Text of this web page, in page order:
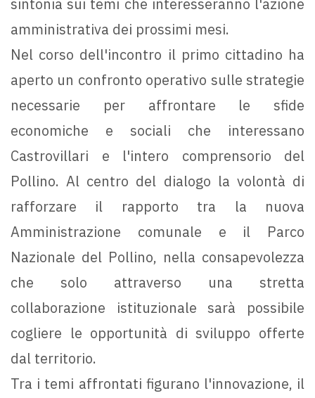
sintonia sui temi che interesseranno l'azione
amministrativa dei prossimi mesi.
Nel corso dell'incontro il primo cittadino ha
aperto un confronto operativo sulle strategie
necessarie per affrontare le sfide
economiche e sociali che interessano
Castrovillari e l'intero comprensorio del
Pollino. Al centro del dialogo la volontà di
rafforzare il rapporto tra la nuova
Amministrazione comunale e il Parco
Nazionale del Pollino, nella consapevolezza
che solo attraverso una stretta
collaborazione istituzionale sarà possibile
cogliere le opportunità di sviluppo offerte
dal territorio.
Tra i temi affrontati figurano l'innovazione, il